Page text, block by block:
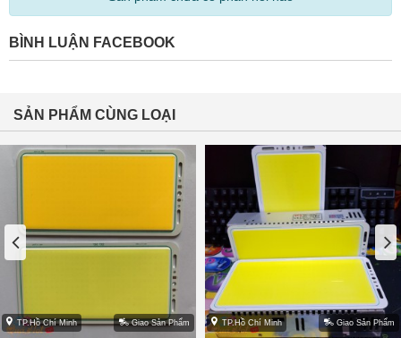
BÌNH LUẬN FACEBOOK
SẢN PHẨM CÙNG LOẠI
TP.Hồ Chí Minh Giao Sản Phẩm TP.Hồ Chí Minh Giao Sản Phẩm